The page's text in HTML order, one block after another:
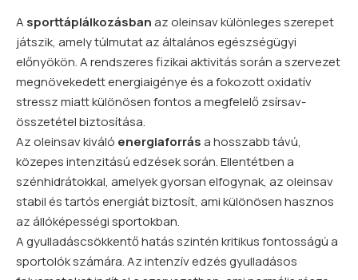
A sporttáplálkozásbanaz oleinsav különleges szerepet
játszik, amely túlmutat az általános egészségügyi
előnyökön. A rendszeres fizikai aktivitás során a szervezet
megnövekedett energiaigénye és a fokozott oxidatív
stressz miatt különösen fontos a megfelelő zsírsav-
összetétel biztosítása.
Az oleinsav kiváló energiaforrása hosszabb távú,
közepes intenzitású edzések során. Ellentétben a
szénhidrátokkal, amelyek gyorsan elfogynak, az oleinsav
stabil és tartós energiát biztosít, ami különösen hasznos
az állóképességi sportokban.
A gyulladáscsökkentő hatás szintén kritikus fontosságú a
sportolók számára. Az intenzív edzés gyulladásos